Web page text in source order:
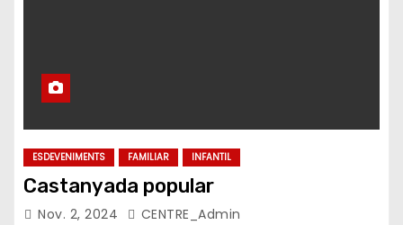
ESDEVENIMENTS FAMILIAR INFANTIL
Castanyada popular
Nov. 2, 2024 CENTRE_Admin